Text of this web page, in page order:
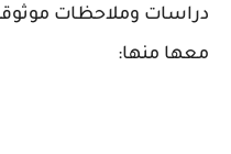
دراسات وملاحظات
معها منها: